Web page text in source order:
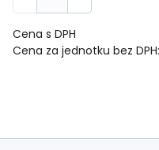
Cena za jednotku bez DPH:
Cena s DPH